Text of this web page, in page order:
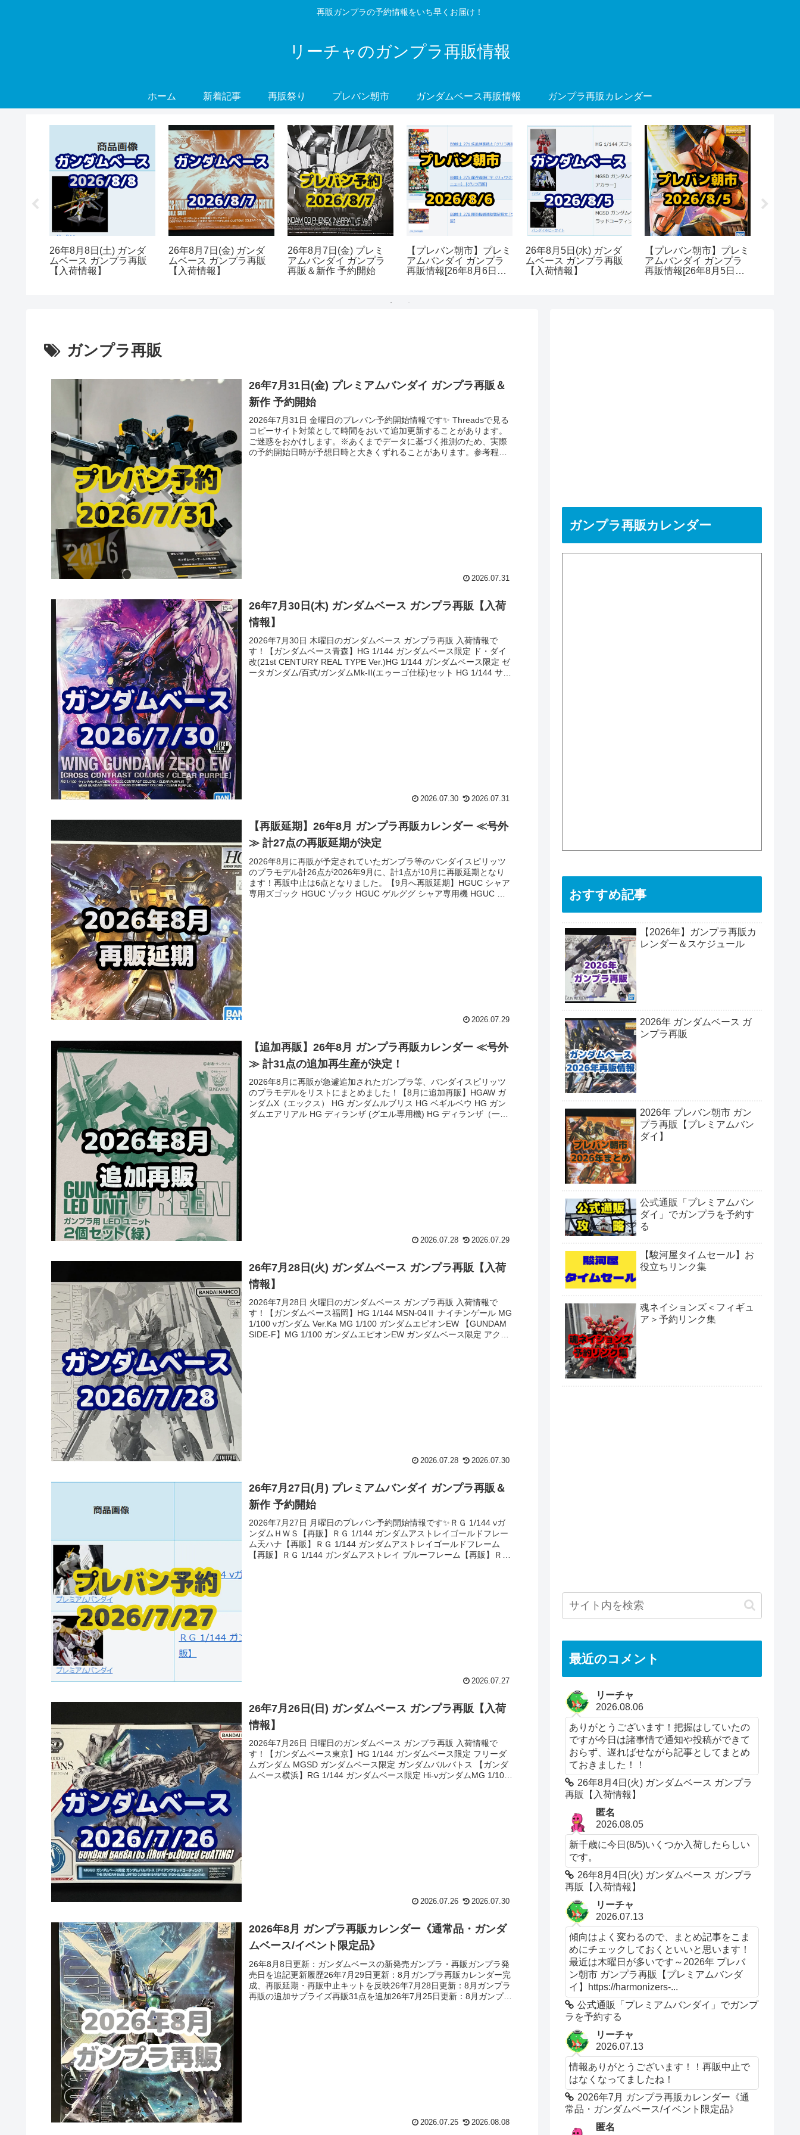
再販ガンプラの予約情報をいち早くお届け！
リーチャのガンプラ再販情報
ホーム 新着記事 再販祭り プレバン朝市 ガンダムベース再販情報 ガンプラ再販カレンダー
26年8月8日(土) ガンダ
ムベース ガンプラ再販
【入荷情報】
26年8月7日(金) ガンダ
ムベース ガンプラ再販
【入荷情報】
26年8月7日(金) プレミ
アムバンダイ ガンプラ
再販＆新作 予約開始
【プレバン朝市】プレミ
アムバンダイ ガンプラ
再販情報[26年8月6日
26年8月5日(水) ガンダ
ムベース ガンプラ再販
【入荷情報】
【プレバン朝市】プレミ
アムバンダイ ガンプラ
再販情報[26年8月5日
ガンプラ再販
26年7月31日(金) プレミアムバンダイ ガンプラ再販＆
新作 予約開始
2026年7月31日 金曜日のプレバン予約開始情報です✨ Threadsで見る
コピーサイト対策として時間をおいて追加更新することがあります。
ご迷惑をおかけします。※あくまでデータに基づく推測のため、実際
の予約開始日時が予想日時と大きくずれることがあります。参考程度
2026.07.31
26年7月30日(木) ガンダムベース ガンプラ再販【入荷
情報】
2026年7月30日 木曜日のガンダムベース ガンプラ再販 入荷情報で
す！【ガンダムベース青森】HG 1/144 ガンダムベース限定 ド・ダイ
改(21st CENTURY REAL TYPE Ver.)HG 1/144 ガンダムベース限定 ゼ
ータガンダム/百式/ガンダムMk-II(エゥーゴ仕様)セット HG 1/144 サイ
2026.07.30 2026.07.31
【再販延期】26年8月 ガンプラ再販カレンダー ≪号外
≫ 計27点の再販延期が決定
2026年8月に再販が予定されていたガンプラ等のバンダイスピリッツ
のプラモデル計26点が2026年9月に、計1点が10月に再販延期となり
ます！再販中止は6点となりました。【9月へ再販延期】HGUC シャア
専用ズゴック HGUC ゾック HGUC ゲルググ シャア専用機 HGUC 量
2026.07.29
【追加再販】26年8月 ガンプラ再販カレンダー ≪号外
≫ 計31点の追加再生産が決定！
2026年8月に再販が急遽追加されたガンプラ等、バンダイスピリッツ
のプラモデルをリストにまとめました！【8月に追加再販】HGAW ガ
ンダムX（エックス） HG ガンダムルブリス HG ベギルベウ HG ガン
ダムエアリアル HG ディランザ (グエル専用機) HG ディランザ（一般
2026.07.28 2026.07.29
26年7月28日(火) ガンダムベース ガンプラ再販【入荷
情報】
2026年7月28日 火曜日のガンダムベース ガンプラ再販 入荷情報で
す！【ガンダムベース福岡】HG 1/144 MSN-04Ⅱ ナイチンゲール MG
1/100 νガンダム Ver.Ka MG 1/100 ガンダムエピオンEW 【GUNDAM
SIDE-F】MG 1/100 ガンダムエピオンEW ガンダムベース限定 アクシ
2026.07.28 2026.07.30
26年7月27日(月) プレミアムバンダイ ガンプラ再販＆
新作 予約開始
2026年7月27日 月曜日のプレバン予約開始情報です✨ＲＧ 1/144 νガ
ンダムＨＷＳ【再販】ＲＧ 1/144 ガンダムアストレイゴールドフレー
ム天ハナ【再販】ＲＧ 1/144 ガンダムアストレイゴールドフレーム
【再販】ＲＧ 1/144 ガンダムアストレイ ブルーフレーム【再販】ＲＧ
2026.07.27
26年7月26日(日) ガンダムベース ガンプラ再販【入荷
情報】
2026年7月26日 日曜日のガンダムベース ガンプラ再販 入荷情報で
す！【ガンダムベース東京】HG 1/144 ガンダムベース限定 フリーダ
ムガンダム MGSD ガンダムベース限定 ガンダムバルバトス 【ガンダ
ムベース横浜】RG 1/144 ガンダムベース限定 Hi-νガンダムMG 1/100
2026.07.26 2026.07.30
2026年8月 ガンプラ再販カレンダー《通常品・ガンダ
ムベース/イベント限定品》
26年8月8日更新：ガンダムベースの新発売ガンプラ・再販ガンプラ発
売日を追記更新履歴26年7月29日更新：8月ガンプラ再販カレンダー完
成、再販延期・再販中止キットを反映26年7月28日更新：8月ガンプラ
再販の追加サプライズ再販31点を追加26年7月25日更新：8月ガンプラ
2026.07.25 2026.08.08
ガンプラ再販カレンダー
おすすめ記事
【2026年】ガンプラ再販カ
レンダー＆スケジュール
2026年 ガンダムベース ガ
ンプラ再販
2026年 プレバン朝市 ガン
プラ再販【プレミアムバン
ダイ】
公式通販「プレミアムバン
ダイ」でガンプラを予約す
る
【駿河屋タイムセール】お
役立ちリンク集
魂ネイションズ＜フィギュ
ア＞予約リンク集
最近のコメント
リーチャ
2026.08.06
ありがとうございます！把握はしていたの
ですが今日は諸事情で通知や投稿ができて
おらず、遅ればせながら記事としてまとめ
ておきました！！
26年8月4日(火) ガンダムベース ガンプラ
再販【入荷情報】
匿名
2026.08.05
新千歳に今日(8/5)いくつか入荷したらしい
です。
26年8月4日(火) ガンダムベース ガンプラ
再販【入荷情報】
リーチャ
2026.07.13
傾向はよく変わるので、まとめ記事をこま
めにチェックしておくといいと思います！
最近は木曜日が多いです～2026年 プレバ
ン朝市 ガンプラ再販【プレミアムバンダ
イ】https://harmonizers-...
公式通販「プレミアムバンダイ」でガンプ
ラを予約する
リーチャ
2026.07.13
情報ありがとうございます！！再販中止で
はなくなってましたね！
2026年7月 ガンプラ再販カレンダー《通
常品・ガンダムベース/イベント限定品》
匿名